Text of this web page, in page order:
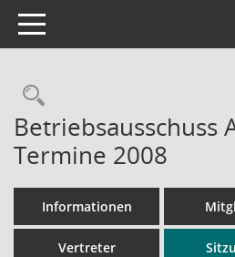
Toggle navigation
Rechercheauswahl
Betriebsausschuss
Termine 2008
Informationen
Vertreter